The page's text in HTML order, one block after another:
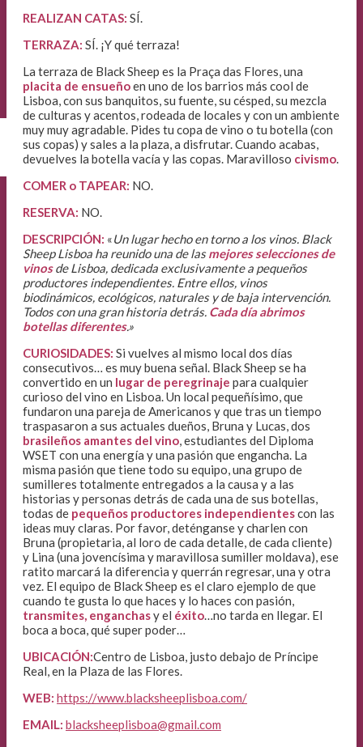
REALIZAN CATAS: SÍ.
TERRAZA: SÍ. ¡Y qué terraza!
La terraza de Black Sheep es la Praça das Flores, una
placita de ensueñoen uno de los barrios más cool de
Lisboa, con sus banquitos, su fuente, su césped, su mezcla
de culturas y acentos, rodeada de locales y con un ambiente
muy muy agradable. Pides tu copa de vino o tu botella (con
sus copas) y sales a la plaza, a disfrutar. Cuando acabas,
devuelves la botella vacía y las copas. Maravilloso civismo.
COMER o TAPEAR: NO.
RESERVA: NO.
DESCRIPCIÓN: «Un lugar hecho en torno a los vinos. Black
Sheep Lisboa ha reunido una de lasmejores selecciones de
vinosde Lisboa, dedicada exclusivamente a pequeños
productores independientes. Entre ellos, vinos
biodinámicos, ecológicos, naturales y de baja intervención.
Todos con una gran historia detrás. Cada día abrimos
botellas diferentes.»
CURIOSIDADES: Si vuelves al mismo local dos días
consecutivos… es muy buena señal. Black Sheep se ha
convertido en un lugar de peregrinaje para cualquier
curioso del vino en Lisboa. Un local pequeñísimo, que
fundaron una pareja de Americanos y que tras un tiempo
traspasaron a sus actuales dueños, Bruna y Lucas, dos
brasileños amantes del vino, estudiantes del Diploma
WSET con una energía y una pasión que engancha. La
misma pasión que tiene todo su equipo, una grupo de
sumilleres totalmente entregados a la causa y a las
historias y personas detrás de cada una de sus botellas,
todas de pequeños productores independientescon las
ideas muy claras. Por favor, deténganse y charlen con
Bruna (propietaria, al loro de cada detalle, de cada cliente)
y Lina (una jovencísima y maravillosa sumiller moldava), ese
ratito marcará la diferencia y querrán regresar, una y otra
vez. El equipo de Black Sheep es el claro ejemplo de que
cuando te gusta lo que haces y lo haces con pasión,
transmites, enganchasy el éxito…no tarda en llegar. El
boca a boca, qué super poder…
UBICACIÓN:Centro de Lisboa, justo debajo de Príncipe
Real, en la Plaza de las Flores.
WEB: https://www.blacksheeplisboa.com/
EMAIL: blacksheeplisboa@gmail.com